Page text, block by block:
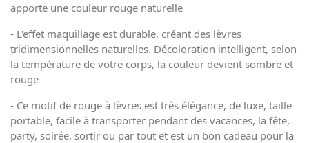
apporte une couleur rouge naturelle
- L'effet maquillage est durable, créant des lèvres
tridimensionnelles naturelles. Décoloration intelligent, selon
la température de votre corps, la couleur devient sombre et
rouge
- Ce motif de rouge à lèvres est très élégance, de luxe, taille
portable, facile à transporter pendant des vacances, la fête,
party, soirée, sortir ou par tout et est un bon cadeau pour la